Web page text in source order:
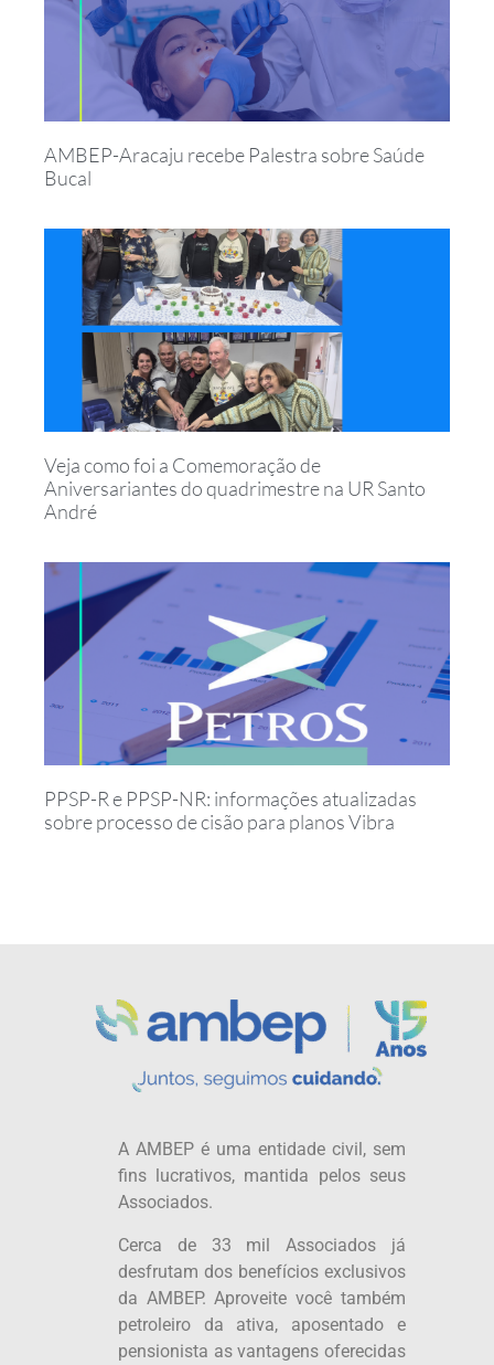
AMBEP-Aracaju recebe Palestra sobre Saúde
Bucal
Veja como foi a Comemoração de
Aniversariantes do quadrimestre na UR Santo
André
PPSP-R e PPSP-NR: informações atualizadas
sobre processo de cisão para planos Vibra
A AMBEP é uma entidade civil, sem
fins lucrativos, mantida pelos seus
Associados.
Cerca de 33 mil Associados já
desfrutam dos benefícios exclusivos
da AMBEP. Aproveite você também
petroleiro da ativa, aposentado e
pensionista as vantagens oferecidas